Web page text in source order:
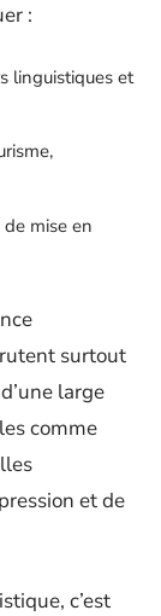
:
linguistiques et
mise en
surtout
large
comme
et de
c’est